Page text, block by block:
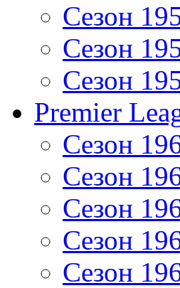
Сезон
Сезон
Сезон
Premier
Сезон
Сезон
Сезон
Сезон
Сезон